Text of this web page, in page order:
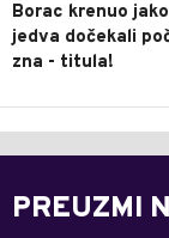
Borac krenuo
jedva dočekali
zna - titula!
PREUZMI